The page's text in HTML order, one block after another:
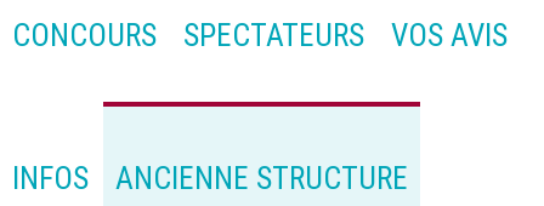
CONCOURS SPECTATEURS VOS AVIS
INFOS ANCIENNE STRUCTURE